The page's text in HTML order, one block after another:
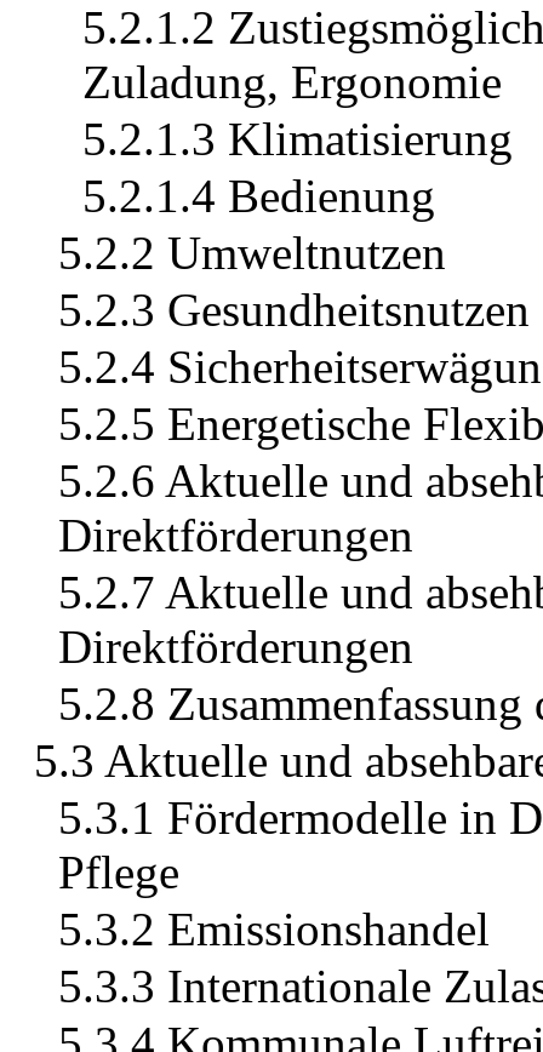
5.2.1.2
Zuladung, Ergonomie
5.2.1.3 Klimatisierung
5.2.1.4 Bedienung
5.2.2 Umweltnutzen
5.2.3 Gesundheitsnutzen
5.2.4
5.2.5 Energetische
5.2.6 Aktuelle und
Direktförderungen
5.2.7 Aktuelle und
Direktförderungen
5.2.8 Zusammenfassung
5.3 Aktuelle und
5.3.1 Fördermodelle in
Pflege
5.3.2 Emissionshandel
5.3.3 Internationale